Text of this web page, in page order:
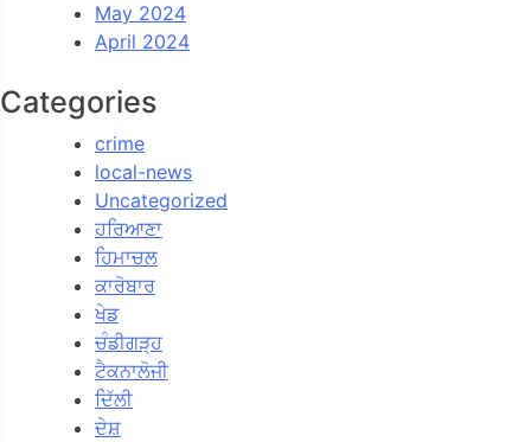
May 2024
April 2024
Categories
crime
local-news
Uncategorized
ਹਰਿਆਣਾ
ਹਿਮਾਚਲ
ਕਾਰੋਬਾਰ
ਖੇਡ
ਚੰਡੀਗੜ੍ਹ
ਟੈਕਨਾਲੋਜੀ
ਦਿੱਲੀ
ਦੇਸ਼